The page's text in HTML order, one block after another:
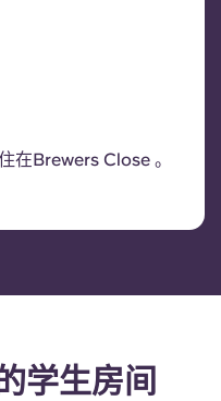
在Brewers Close 。
学生房间